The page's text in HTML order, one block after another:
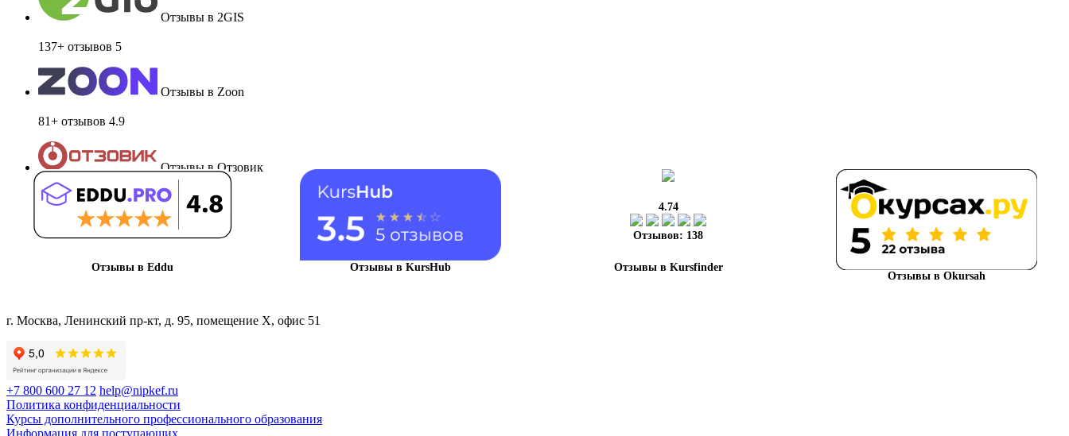
Отзывы в 2GIS
137+ отзывов 5
Отзывы в Zoon
81+ отзывов 4.9
Отзывы в Отзовик
41+ отзывов 4.8
Отзывы в Eddu Отзывы в KursHub
4.74
Отзывов: 138
Отзывы в Okursah
г. Москва, Ленинский пр-кт, д. 95, помещение Х, офис 51
+7 800 600 27 12 help@nipkef.ru
Политика конфиденциальности
Курсы дополнительного профессионального образования
Информация для поступающих